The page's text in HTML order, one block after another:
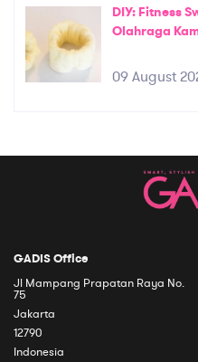
DIY: Fitness
Olahraga
09 August
GADIS Office
Jl Mampang Prapatan Raya No.
75
Jakarta
12790
Indonesia